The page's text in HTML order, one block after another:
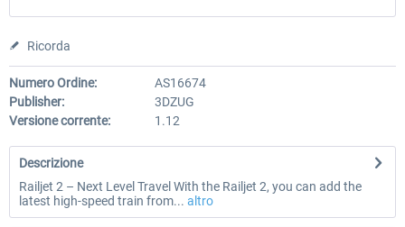
Ricorda
Numero Ordine:
AS16674
Publisher:
3DZUG
Versione corrente:
1.12
Descrizione
Railjet 2 – Next Level Travel With the Railjet 2, you can add the
latest high-speed train from... altro